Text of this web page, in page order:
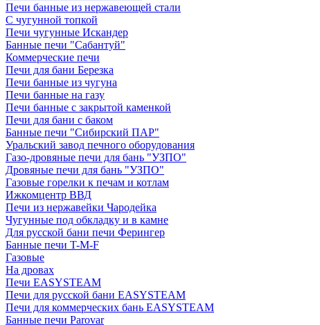
Печи банные из нержавеющей стали
С чугунной топкой
Печи чугунные Искандер
Банные печи "Сабантуй"
Коммерческие печи
Печи для бани Березка
Печи банные из чугуна
Печи банные на газу
Печи банные с закрытой каменкой
Печи для бани с баком
Банные печи "Сибирский ПАР"
Уральский завод печного оборудования
Газо-дровяные печи для бань "УЗПО"
Дровяные печи для бань "УЗПО"
Газовые горелки к печам и котлам
Ижкомцентр ВВД
Печи из нержавейки Чародейка
Чугунные под обкладку и в камне
Для русской бани печи Ферингер
Банные печи T-M-F
Газовые
На дровах
Печи EASYSTEAM
Печи для русской бани EASYSTEAM
Печи для коммерческих бань EASYSTEAM
Банные печи Parovar